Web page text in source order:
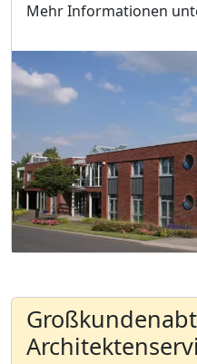
Mehr Informationen